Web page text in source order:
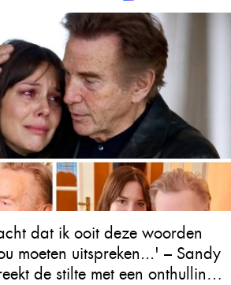
dat ik ooit deze woorden
moeten uitspreken...' – Sandy
de stilte met een onthulling